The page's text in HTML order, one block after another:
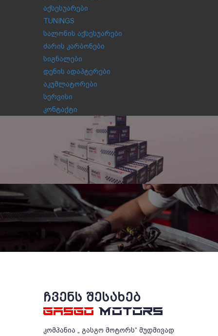
აქსესუარები
TUNINGS
სალონის აქსესუარები
ძარის კარბონები
სიგნალები
დენის ადაპტერები
აკუმლატორები
სერვისი
კონტაქტი
ᲩᲕᲔᲜᲡ ᲨᲔᲡᲐᲮᲔᲑ
GASGO MOTORS
კომპანია „ გასგო მოტორს“ მუდმივად